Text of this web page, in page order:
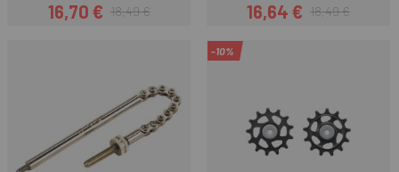
Prezzo
16,70 €Prezzo base
18,49 €
Prezzo
16,64 €Prezzo base
18,49 €
-10%